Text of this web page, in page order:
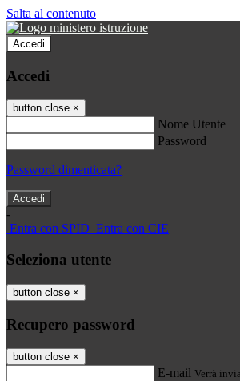
Salta al contenuto
Accedi
Accedi
button close ×
Nome Utente
Password
Password dimenticata?
-
Entra con SPID Entra con CIE
Seleziona utente
button close ×
Recupero password
button close ×
E-mail Verrà